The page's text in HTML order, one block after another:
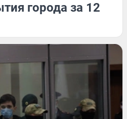
города за 12